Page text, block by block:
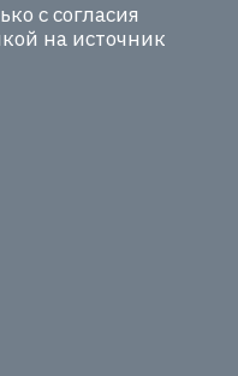
с согласия
на источник